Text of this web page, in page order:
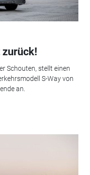
Schouten, stellt einen
S-Way von
an.